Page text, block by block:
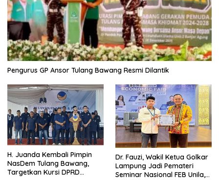
Pengurus GP Ansor Tulang Bawang Resmi Dilantik
H. Juanda Kembali Pimpin
NasDem Tulang Bawang,
Targetkan Kursi DPRD
Dr. Fauzi, Wakil Ketua Golkar
Lampung Jadi Pemateri
Seminar Nasional FEB Unila,